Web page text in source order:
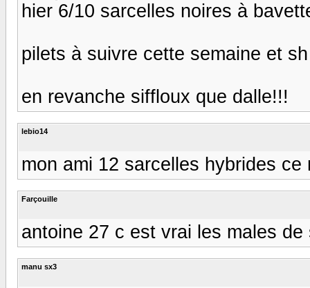
hier 6/10 sarcelles noires à
pilets à suivre cette semaine et
en revanche siffloux que dalle!!!
lebio14
mon ami 12 sarcelles hybrides ce
Farçouille
antoine 27 c est vrai les males
manu sx3